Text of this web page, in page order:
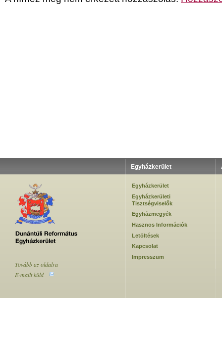
Egyházkerület
Egyházkerület
Egyházkerületi
Tisztségviselők
Egyházmegyék
Hasznos Információk
Letöltések
Kapcsolat
Impresszum
Tovább az oldalra
E-mailt küld